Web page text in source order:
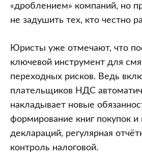
«дроблением» компаний, но
не задушить тех, кто честно
Юристы уже отмечают, что
ключевой инструмент для
переходных рисков. Ведь
плательщиков НДС
накладывает новые
формирование книг покупок и
деклараций, регулярная
контроль налоговой.